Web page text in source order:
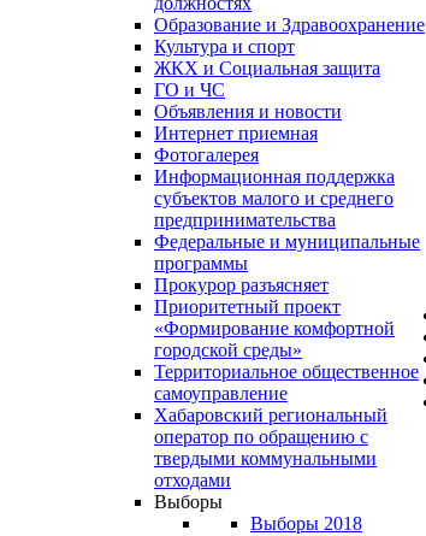
Образование и Здравоохранение
Культура и спорт
ЖКХ и Социальная защита
ГО и ЧС
Объявления и новости
Интернет приемная
Фотогалерея
Информационная поддержка
субъектов малого и среднего
предпринимательства
Федеральные и муниципальные
программы
Прокурор разъясняет
Приоритетный проект
«Формирование комфортной
городской среды»
Территориальное общественное
самоуправление
Хабаровский региональный
оператор по обращению с
твердыми коммунальными
отходами
Выборы
Выборы 2018